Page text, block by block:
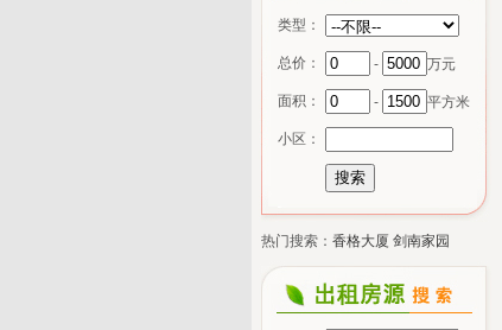
类型：
总价： - 万元
面积： - 平方米
小区：
热门搜索： 香格大厦 剑南家园